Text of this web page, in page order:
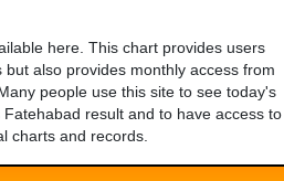
here. This chart provides users
also provides monthly access from
people use this site to see today's
result and to have access to
charts and records.